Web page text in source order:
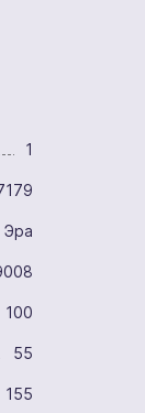
1
Эра
100
55
155